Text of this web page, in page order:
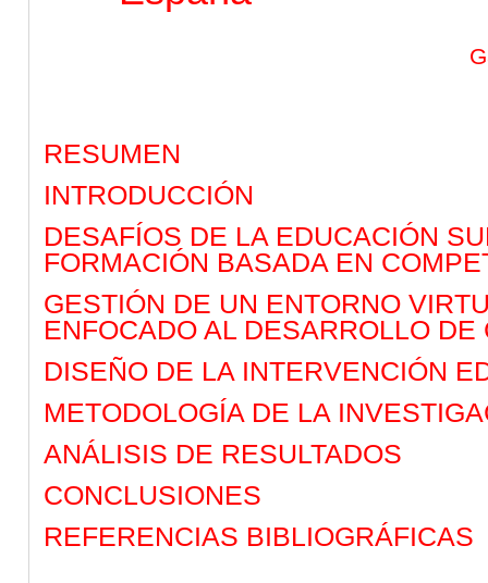
RESUMEN
INTRODUCCIÓN
DESAFÍOS DE LA EDUCACIÓN
FORMACIÓN BASADA EN
GESTIÓN DE UN ENTORNO
ENFOCADO AL DESARROLLO
DISEÑO DE LA INTERVENCIÓN
METODOLOGÍA DE LA
ANÁLISIS DE RESULTADOS
CONCLUSIONES
REFERENCIAS BIBLIOGRÁFICAS